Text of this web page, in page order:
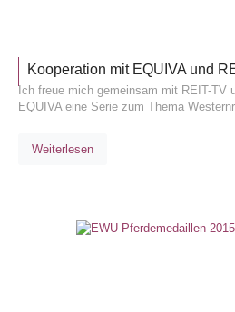
Kooperation mit EQUIVA und
Ich freue mich gemeinsam mit REIT-TV
EQUIVA eine Serie zum Thema
Weiterlesen